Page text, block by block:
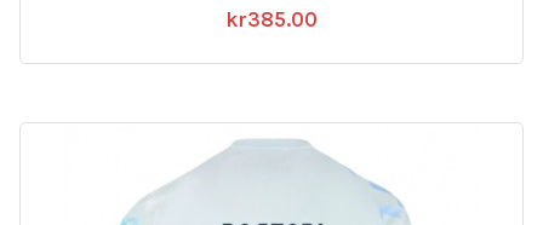
kr385.00